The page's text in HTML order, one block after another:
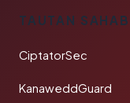
TAUTAN
CiptatorSec
KanaweddGuard